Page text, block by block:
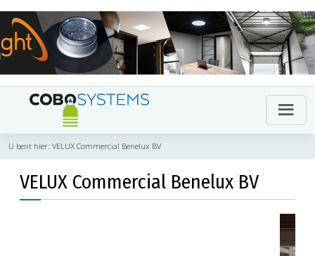
U bent hier: VELUX Commercial Benelux BV
VELUX Commercial Benelux BV